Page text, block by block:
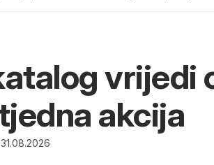
vrijedi
akcija